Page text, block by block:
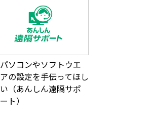
パソコンやソフトウエ
アの設定を手伝ってほし
い（あんしん遠隔サポ
ート）